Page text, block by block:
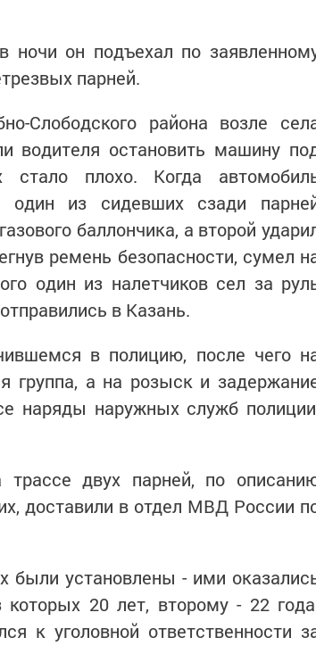
ночи он подъехал по
парней.
Слободского района возле
водителя остановить машину
плохо. Когда
один из сидевших сзади
баллончика, а второй
ремень безопасности, сумел
один из налетчиков сел за
в Казань.
в полицию, после чего
группа, а на розыск и
наряды наружных служб
двух парней, по
доставили в отдел МВД России
были установлены - ими
20 лет, второму - 22
к уголовной ответственности